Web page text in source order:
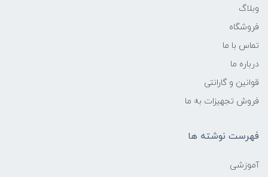
وبلاگ
فروشگاه
تماس با ما
درباره ما
قوانین و گارانتی
فروش تجهیزات به ما
فهرست نوشته ها
آموزشی